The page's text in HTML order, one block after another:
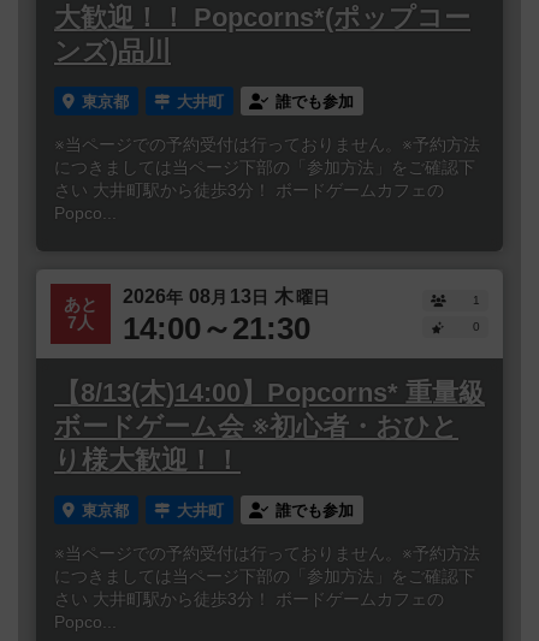
大歓迎！！ Popcorns*(ポップコー
ンズ)品川
東京都 大井町 誰でも参加
※当ページでの予約受付は行っておりません。※予約方法
につきましては当ページ下部の「参加方法」をご確認下
さい 大井町駅から徒歩3分！ ボードゲームカフェの
Popco...
あと
7人
2026年 08 月 13日 木曜日
14:00～21:30
1
0
【8/13(木)14:00】Popcorns* 重量級
ボードゲーム会 ※初心者・おひと
り様大歓迎！！
東京都 大井町 誰でも参加
※当ページでの予約受付は行っておりません。※予約方法
につきましては当ページ下部の「参加方法」をご確認下
さい 大井町駅から徒歩3分！ ボードゲームカフェの
Popco...